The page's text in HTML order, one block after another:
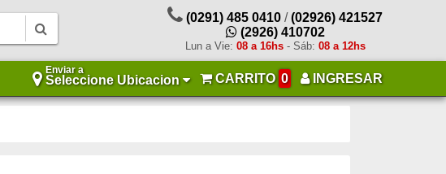
(0291) 485 0410 /(02926) 421527
(2926) 410702
Lun a Vie: 08 a 16hs- Sáb: 08 a 12hs
Enviar a
Seleccione Ubicacion CARRITO 0 INGRESAR